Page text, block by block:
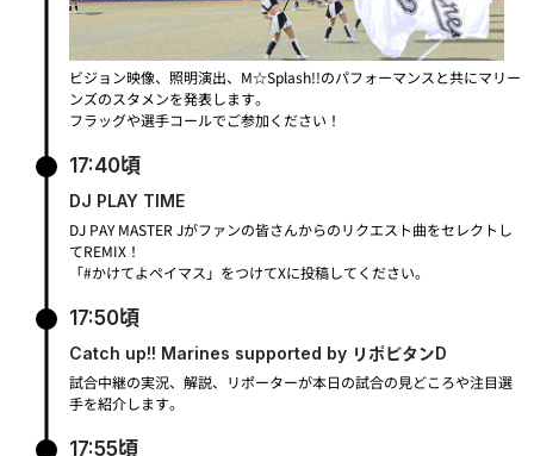
ビジョン映像、照明演出、M☆Splash!!のパフォーマンスと共にマリー
ンズのスタメンを発表します。
フラッグや選手コールでご参加ください！
17:40頃
DJ PLAY TIME
DJ PAY MASTER Jがファンの皆さんからのリクエスト曲をセレクトし
てREMIX！
「#かけてよペイマス」をつけてXに投稿してください。
17:50頃
Catch up!! Marines supported by リポビタンD
試合中継の実況、解説、リポーターが本日の試合の見どころや注目選
手を紹介します。
17:55頃